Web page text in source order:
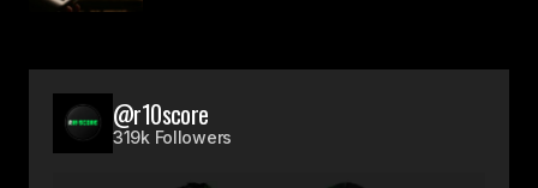
@r10score
319k Followers